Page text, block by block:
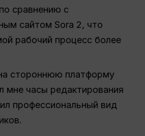
сравнению с
сайтом Sora 2, что
рабочий процесс более
стороннюю платформу
мне часы редактирования
профессиональный вид